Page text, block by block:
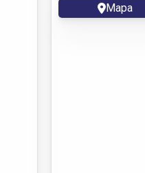
Mapa